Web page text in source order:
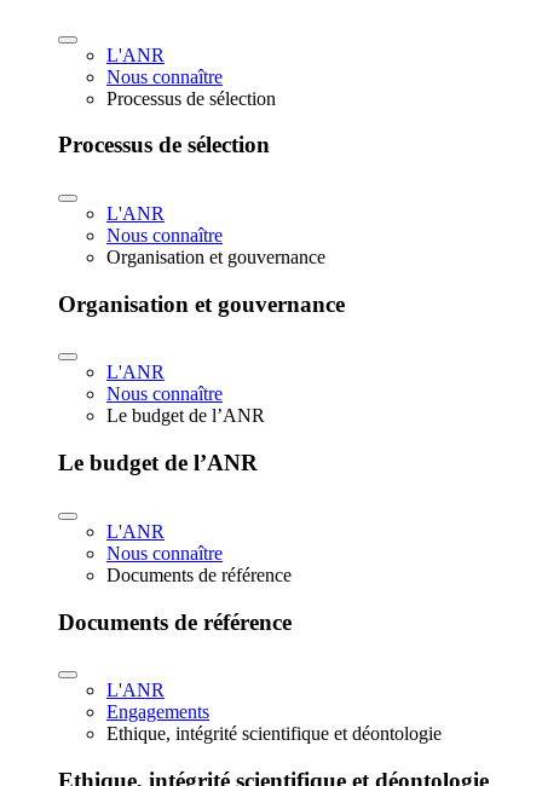
L'ANR
Nous connaître
Processus de sélection
Processus de sélection
L'ANR
Nous connaître
Organisation et gouvernance
Organisation et gouvernance
L'ANR
Nous connaître
Le budget de l’ANR
Le budget de l’ANR
L'ANR
Nous connaître
Documents de référence
Documents de référence
L'ANR
Engagements
Ethique, intégrité scientifique et déontologie
Ethique, intégrité scientifique et déontologie